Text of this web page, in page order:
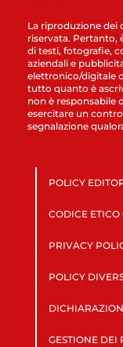
La riproduzione dei
riservata. Pertanto,
di testi, fotografie,
aziendali e
elettronico/digitale
tutto quanto è
non è responsabile
esercitare un
segnalazione
POLICY
CODICE
PRIVACY
POLICY
GESTIONE DEI